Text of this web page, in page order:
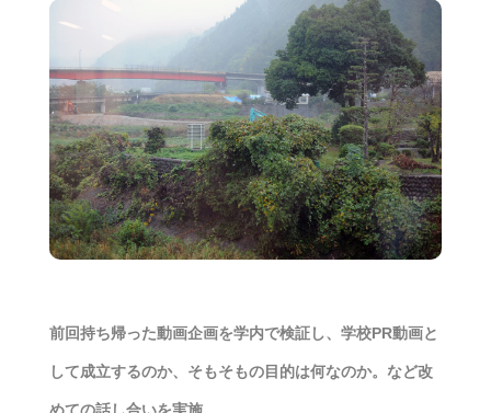
前回持ち帰った動画企画を学内で検証し、学校PR動画と
して成立するのか、そもそもの目的は何なのか。など改